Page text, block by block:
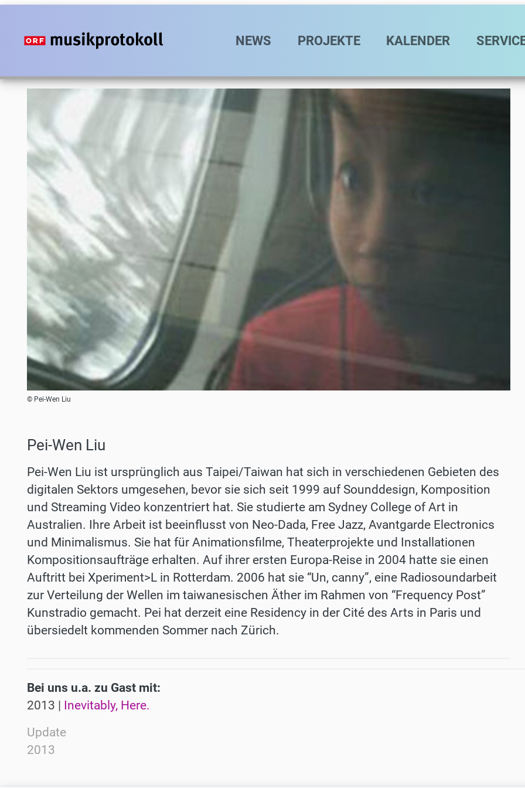
Direkt
Inhalt
Hauptnavigation
NEWS PROJEKTE KALENDER
© Pei-Wen Liu
Pei-Wen Liu
Pei-Wen Liu ist ursprünglich aus Taipei/Taiwan hat sich in verschiedenen Gebieten des
digitalen Sektors umgesehen, bevor sie sich seit 1999 auf Sounddesign, Komposition
und Streaming Video konzentriert hat. Sie studierte am Sydney College of Art in
Australien. Ihre Arbeit ist beeinflusst von Neo-Dada, Free Jazz, Avantgarde Electronics
und Minimalismus. Sie hat für Animationsfilme, Theaterprojekte und Installationen
Kompositionsaufträge erhalten. Auf ihrer ersten Europa-Reise in 2004 hatte sie einen
Auftritt bei Xperiment>L in Rotterdam. 2006 hat sie “Un, canny”, eine Radiosoundarbeit
zur Verteilung der Wellen im taiwanesischen Äther im Rahmen von “Frequency Post”
Kunstradio gemacht. Pei hat derzeit eine Residency in der Cité des Arts in Paris und
übersiedelt kommenden Sommer nach Zürich.
Bei uns u.a. zu Gast mit:
2013 | Inevitably, Here.
Update
2013